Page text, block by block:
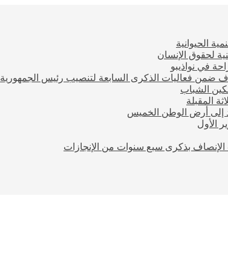
الحيوانية
لحقوق الإنسان
في نواذيبو
ضمن فعاليات الذكرى السابعة لتنصيب رئيس الجمهورية
الشباب
المقبلة
إلى أرض الوطن الخميس
الأول
بذكرى سبع سنوات من الإنجازات